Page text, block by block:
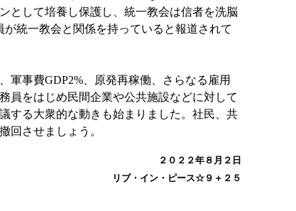
として培養し保護し、統一教会は信者を洗脳
統一教会と関係を持っていると報道されて
事費GDP2%、原発再稼働、さらなる雇用
員をはじめ民間企業や公共施設などに対して
する大衆的な動きも始まりました。社民、共
回させましょう。
２０２２年８月２日
リブ・イン・ピース☆９＋２５